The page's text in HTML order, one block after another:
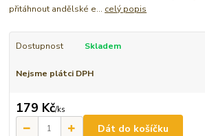
přitáhnout andělské e... celý popis
Dostupnost Skladem
Nejsme plátci DPH
179 Kč/ks
Dát do košíčku